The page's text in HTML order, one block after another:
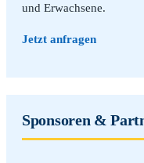
und Erwachsene.
Jetzt anfragen
Sponsoren &